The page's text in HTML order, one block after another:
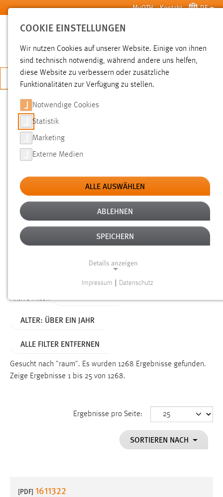
Zum Hauptinhalt springen MyOTH Kontakt DE
SUCHE
JETZT BEWERBEN
SUCHE
FILTER
Typ
Erstellungsdatum
Alter
Aktive Filter:
ALTER: ÜBER EIN JAHR
ALLE FILTER ENTFERNEN
Gesucht nach "raum". Es wurden 1268 Ergebnisse gefunden.
Zeige Ergebnisse 1 bis 25 von 1268.
Ergebnisse pro Seite:
SORTIEREN NACH
[PDF] 1611322
COOKIE EINSTELLUNGEN
Wir nutzen Cookies auf unserer Website. Einige von ihnen
sind technisch notwendig, während andere uns helfen,
diese Website zu verbessern oder zusätzliche
Funktionalitäten zur Verfügung zu stellen.
Notwendige Cookies
Statistik
Marketing
Externe Medien
ALLE AUSWÄHLEN
ABLEHNEN
SPEICHERN
Details anzeigen
Funktionen und sind für die einwandfreie Funktion der
Name:
Dieser Cookie speichert die ausgewählten Einverständnis-
Performance
Impressum Datenschutz